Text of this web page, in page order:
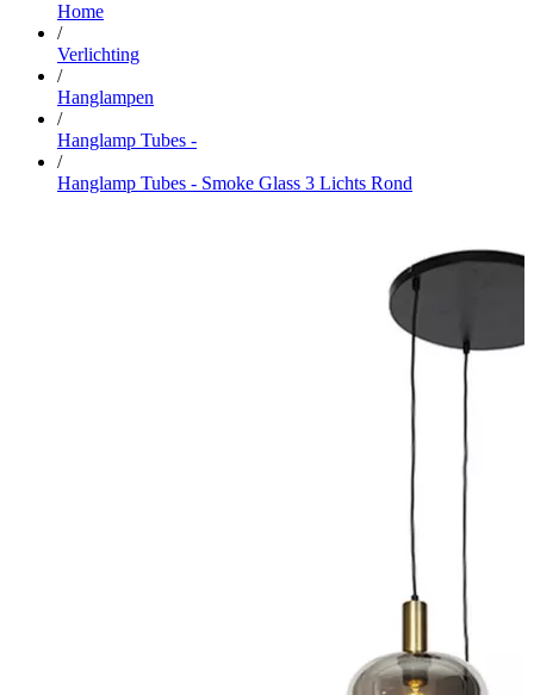
Home
/
Verlichting
/
Hanglampen
/
Hanglamp Tubes -
/
Hanglamp Tubes - Smoke Glass 3 Lichts Rond